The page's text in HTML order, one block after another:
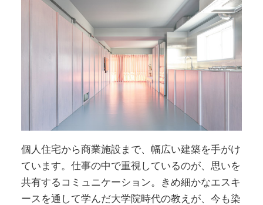
個人住宅から商業施設まで、幅広い建築を手がけ
ています。仕事の中で重視しているのが、思いを
共有するコミュニケーション。きめ細かなエスキ
ースを通して学んだ大学院時代の教えが、今も染